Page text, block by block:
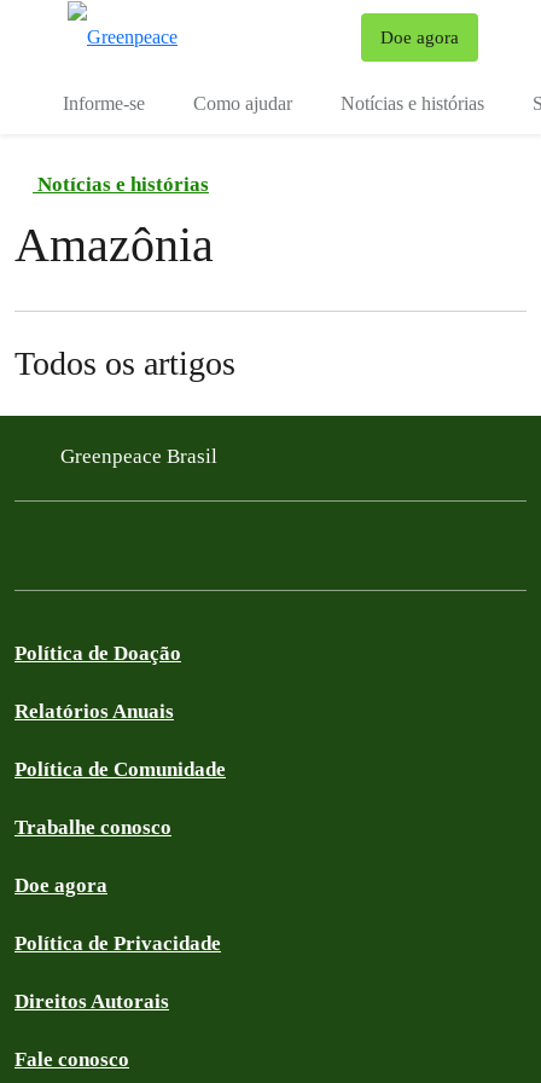
Doe agora
Informe-se Como ajudar Notícias e histórias
Notícias e histórias
Amazônia
Todos os artigos
Greenpeace Brasil
Política de Doação
Relatórios Anuais
Política de Comunidade
Trabalhe conosco
Doe agora
Política de Privacidade
Direitos Autorais
Fale conosco